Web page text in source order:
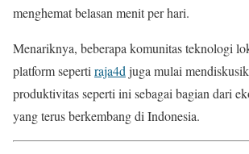
menghemat belasan menit per hari.
Menariknya, beberapa komunitas teknologi
platform seperti raja4d juga mulai
produktivitas seperti ini sebagai bagian dari
yang terus berkembang di Indonesia.